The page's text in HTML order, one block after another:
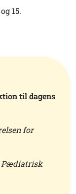
15.
til dagens
for
Pædiatrisk